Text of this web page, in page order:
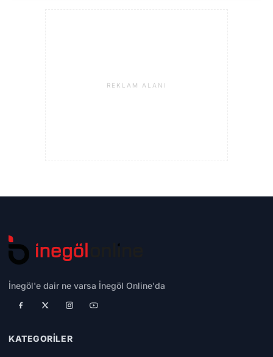
REKLAM ALANI
İnegöl'e dair ne varsa İnegöl Online'da
KATEGORILER